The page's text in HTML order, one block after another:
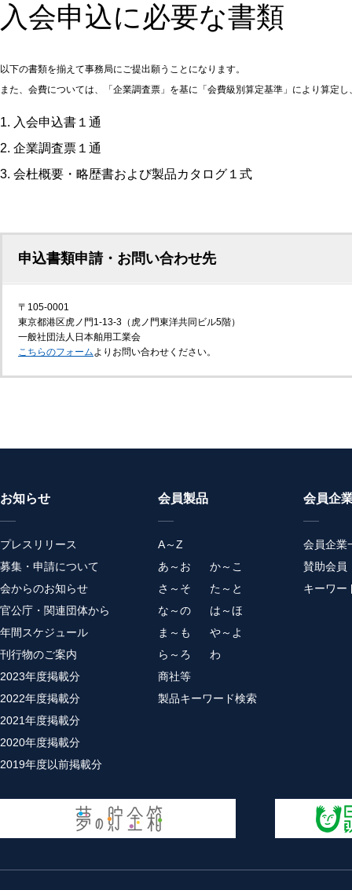
入会申込に必要な書類
以下の書類を揃えて事務局にご提出願うことになります。
また、会費については、「企業調査票」を基に「会費級別算定基準」により算定
入会申込書１通
企業調査票１通
会杜概要・略歴書および製品カタログ１式
申込書類申請・お問い合わせ先
〒105-0001
東京都港区虎ノ門1-13-3（虎ノ門東洋共同ビル5階）
一般社団法人日本舶用工業会
こちらのフォームよりお問い合わせください。
お知らせ
プレスリリース
募集・申請について
会からのお知らせ
官公庁・関連団体から
年間スケジュール
刊行物のご案内
2023年度掲載分
2022年度掲載分
2021年度掲載分
2020年度掲載分
2019年度以前掲載分
会員製品
A～Z
あ～お
か～こ
さ～そ
た～と
な～の
は～ほ
ま～も
や～よ
ら～ろ
わ
商社等
製品キーワード検索
会員企
会員企業
賛助会員
キーワー